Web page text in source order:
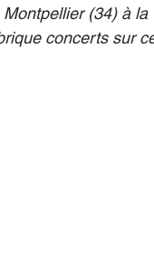
(34) à
concerts sur